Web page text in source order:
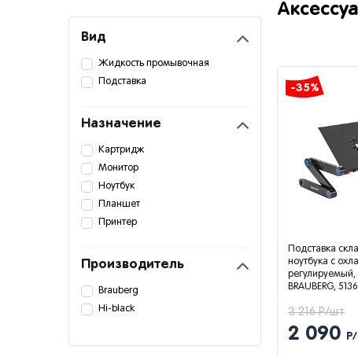
Вид
Жидкость промывочная
Подставка
Назначение
Картридж
Монитор
Ноутбук
Планшет
Принтер
Производитель
Brauberg
Hi-black
-35%
Подставка
ноутбука с
BRAUBERG,
3 216 Р/шт
2 090